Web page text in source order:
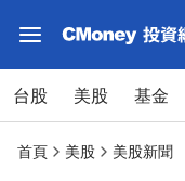
台股 美股 基金
首頁 美股 美股新聞